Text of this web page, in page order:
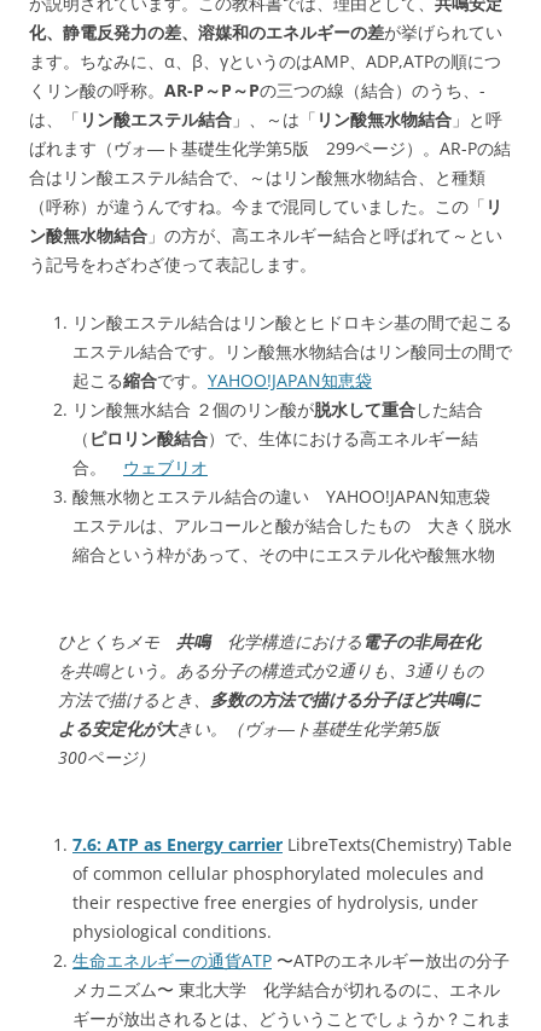
化、静電反発力の差、溶媒和のエネルギーの差が挙げられてい
ます。ちなみに、α、β、γというのはAMP、ADP,ATPの順につ
くリン酸の呼称。 AR-P～P～Pの三つの線（結合）のうち、-
は、「 リン酸エステル結合 」、～は「 リン酸無水物結合 」と呼
ばれます（ヴォ―ト基礎生化学第5版 299ページ）。AR-Pの結
合はリン酸エステル結合で、～はリン酸無水物結合、と種類
（呼称）が違うんですね。今まで混同していました。この「 リ
ン酸無水物結合 」の方が、高エネルギー結合と呼ばれて～とい
う記号をわざわざ使って表記します。
リン酸エステル結合はリン酸とヒドロキシ基の間で起こる
エステル結合です。リン酸無水物結合はリン酸同士の間で
起こる縮合です。 YAHOO!JAPAN知恵袋
リン酸無水結合 ２個のリン酸が脱水して重合した結合
（ ピロリン酸結合）で、生体における高エネルギー結
合。 ウェブリオ
酸無水物とエステル結合の違い YAHOO!JAPAN知恵袋
エステルは、アルコールと酸が結合したもの 大きく脱水
縮合という枠があって、その中にエステル化や酸無水物
ひとくちメモ 共鳴化学構造における 電子の非局在化
を共鳴という。ある分子の構造式が2通りも、3通りもの
方法で描けるとき、
多数の方法で描ける分子ほど共鳴に
よる安定化が大きい。（ヴォ―ト基礎生化学第5版
300ページ）
7.6: ATP as Energy carrier LibreTexts(Chemistry) Table
of common cellular phosphorylated molecules and
their respective free energies of hydrolysis, under
physiological conditions.
生命エネルギーの通貨ATP 〜ATPのエネルギー放出の分子
メカニズム〜 東北大学 化学結合が切れるのに、エネル
ギーが放出されるとは、どういうことでしょうか？これま